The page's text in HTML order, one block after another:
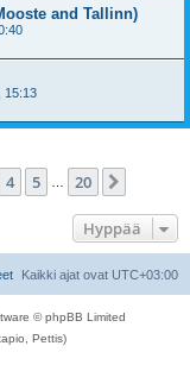
and Tallinn)
15:13
4 5 20
Hyppää
Kaikki ajat ovat UTC+03:00
© phpBB Limited
Pettis)